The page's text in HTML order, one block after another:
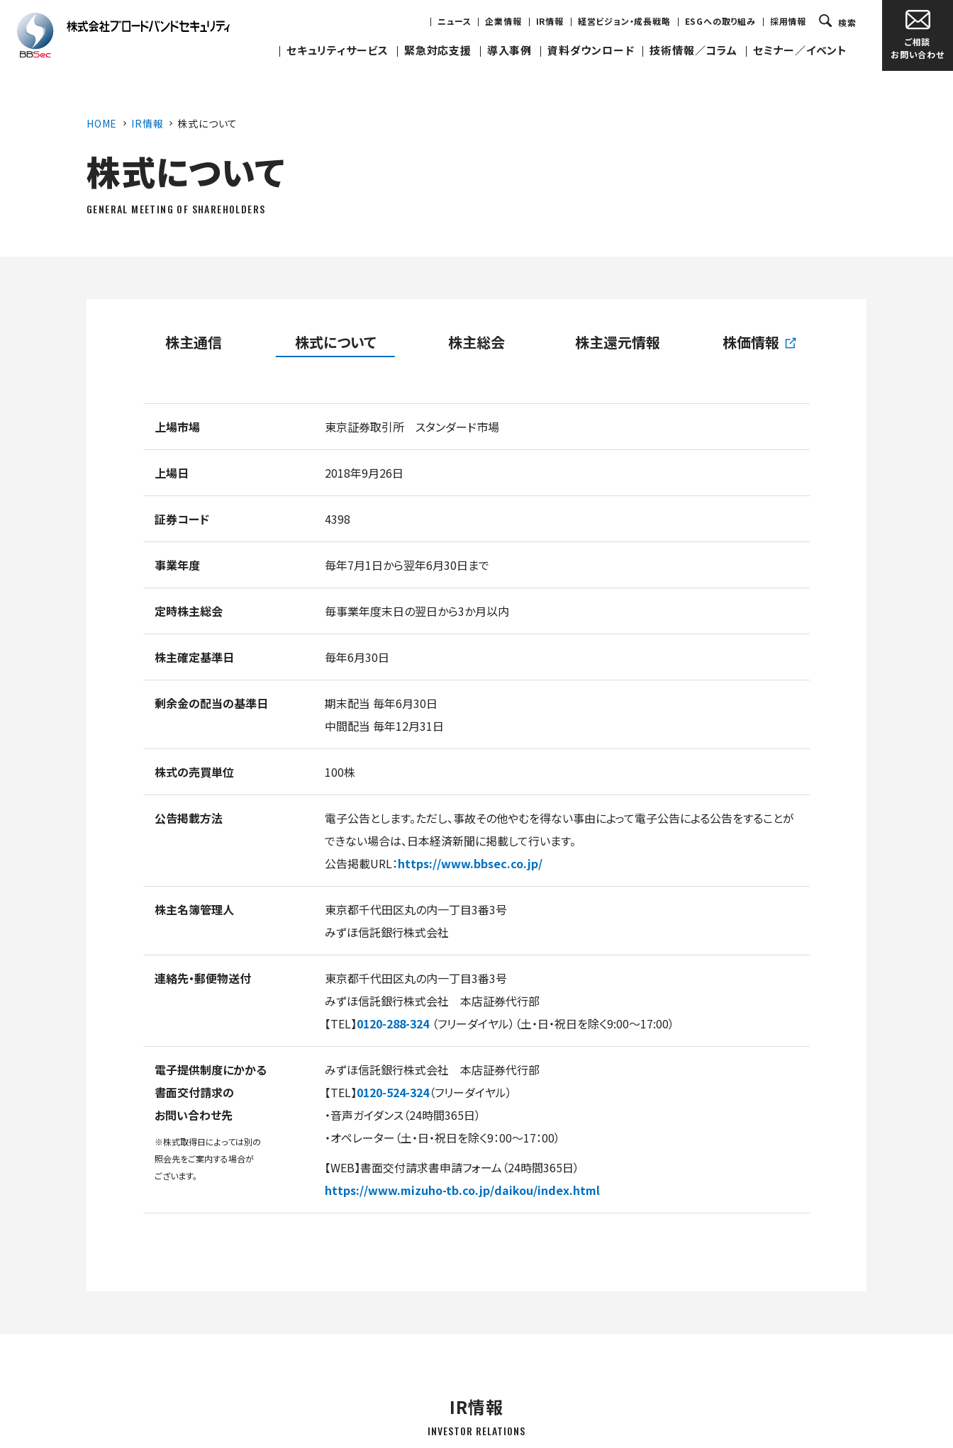
ニュース 企業情報 IR情報 経営ビジョン・成長戦略 ESGへの取り組み 採用情報
セキュリティサービス 緊急対応支援 導入事例 資料ダウンロード 技術情報／コラム セミナー／イベント
検索
ご相談
お問い合わせ
HOME IR情報 株式について
株式について
GENERAL MEETING OF SHAREHOLDERS
株主通信 株式について 株主総会 株主還元情報 株価情報
上場市場 東京証券取引所 スタンダード市場
上場日 2018年9月26日
証券コード 4398
事業年度 毎年7月1日から翌年6月30日まで
定時株主総会 毎事業年度末日の翌日から3か月以内
株主確定基準日 毎年6月30日
剰余金の配当の基準日
期末配当 毎年6月30日
中間配当 毎年12月31日
株式の売買単位 100株
公告掲載方法
電子公告とします。ただし、事故その他やむを得ない事由によって電子公告による公告をすることが
できない場合は、日本経済新聞に掲載して行います。
公告掲載URL：https://www.bbsec.co.jp/
株主名簿管理人
東京都千代田区丸の内一丁目3番3号
みずほ信託銀行株式会社
連絡先・郵便物送付
東京都千代田区丸の内一丁目3番3号
みずほ信託銀行株式会社 本店証券代行部
【TEL】0120-288-324（フリーダイヤル）（土・日・祝日を除く9:00〜17:00）
電子提供制度にかかる
書面交付請求の
お問い合わせ先
※株式取得日によっては別の
照会先をご案内する場合が
ございます。
みずほ信託銀行株式会社 本店証券代行部
【TEL】0120-524-324（フリーダイヤル）
・音声ガイダンス（24時間365日）
・オペレーター（土・日・祝日を除く9：00～17：00）
【WEB】書面交付請求書申請フォーム（24時間365日）
https://www.mizuho-tb.co.jp/daikou/index.html
IR情報
INVESTOR RELATIONS